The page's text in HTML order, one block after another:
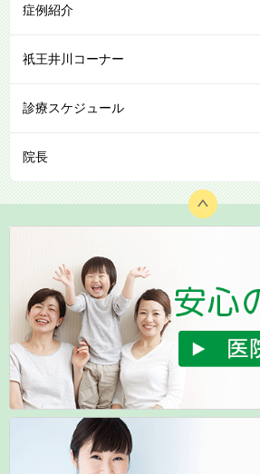
症例紹介
祇王井川コーナー
診療スケジュール
院長